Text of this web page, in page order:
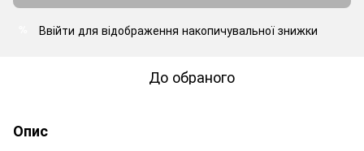
Ввійти для відображення накопичувальної знижки
До обраного
Опис